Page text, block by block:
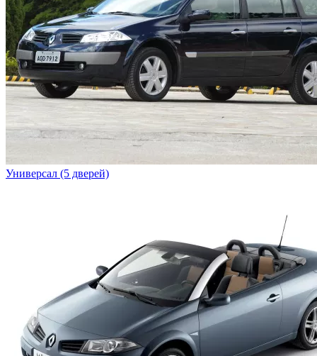
Универсал (5 дверей)